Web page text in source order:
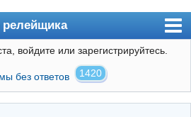
войдите или зарегистрируйтесь.
без ответов 1420